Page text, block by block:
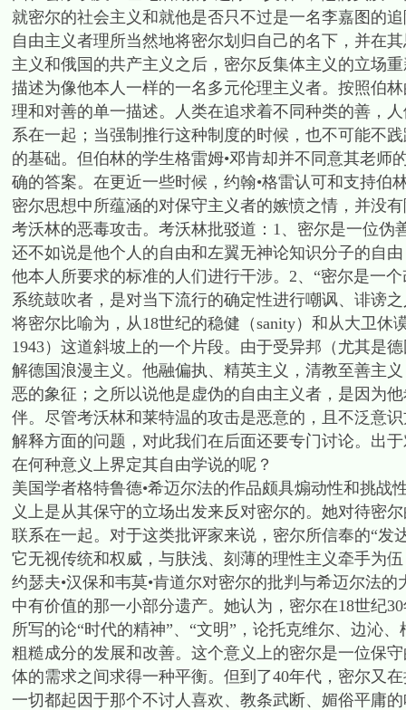
就密尔的社会主义和就他是否只不过是一名李嘉图的
自由主义者理所当然地将密尔划归自己的名下，并在
主义和俄国的共产主义之后，密尔反集体主义的立场
描述为像他本人一样的一名多元伦理主义者。按照伯
理和对善的单一描述。人类在追求着不同种类的善，
系在一起；当强制推行这种制度的时候，也不可能不
的基础。但伯林的学生格雷姆•邓肯却并不同意其老
确的答案。在更近一些时候，约翰•格雷认可和支持伯
密尔思想中所蕴涵的对保守主义者的嫉愤之情，并没
考沃林的恶毒攻击。考沃林批驳道：1、密尔是一位
还不如说是他个人的自由和左翼无神论知识分子的自
他本人所要求的标准的人们进行干涉。2、“密尔是
系统鼓吹者，是对当下流行的确定性进行嘲讽、诽谤
将密尔比喻为，从18世纪的稳健（sanity）和从大卫休
1943）这道斜坡上的一个片段。由于受异邦（尤其是
解德国浪漫主义。他融偏执、精英主义，清教至善主
恶的象征；之所以说他是虚伪的自由主义者，是因为
伴。尽管考沃林和莱特温的攻击是恶意的，且不泛意
解释方面的问题，对此我们在后面还要专门讨论。出
在何种意义上界定其自由学说的呢？
美国学者格特鲁德•希迈尔法的作品颇具煽动性和挑
义上是从其保守的立场出发来反对密尔的。她对待密
联系在一起。对于这类批评家来说，密尔所信奉的“
它无视传统和权威，与肤浅、刻薄的理性主义牵手为
约瑟夫•汉保和韦莫•肯道尔对密尔的批判与希迈尔法
中有价值的那一小部分遗产。她认为，密尔在18世纪
所写的论“时代的精神”、“文明”，论托克维尔、边沁
粗糙成分的发展和改善。这个意义上的密尔是一位保
体的需求之间求得一种平衡。但到了40年代，密尔又
一切都起因于那个不讨人喜欢、教条武断、媚俗平庸